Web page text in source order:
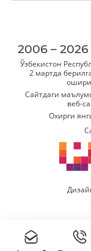
2006 –
Ўзбекистон
2 мартда
Сайтдаги
веб-
Охирги